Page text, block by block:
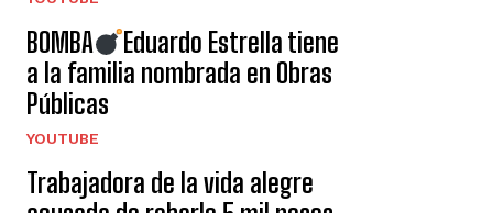
BOMBA
Eduardo Estrella tiene
a la familia nombrada en Obras
Públicas
YOUTUBE
Trabajadora de la vida alegre